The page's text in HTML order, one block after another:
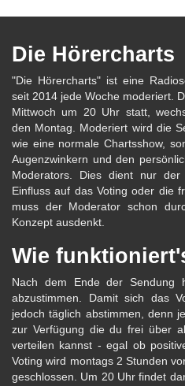
Die Hörercharts
"Die Hörercharts" ist eine
seit 2014 jede Woche moderiert.
Mittwoch um 20 Uhr statt,
den Montag. Moderiert wird die
wie eine normale Chartsshow,
Augenzwinkern und den
Moderators. Dies dient nur
Einfluss auf das Voting oder die
muss der Moderator schon
Konzept ausdenkt.
Wie
Nach dem Ende der
abzustimmen. Damit sich das
jedoch täglich abstimmen, denn
zur Verfügung die du frei über
verteilen kannst - egal ob
Voting wird montags 2 Stunden
geschlossen. Um 20 Uhr findet